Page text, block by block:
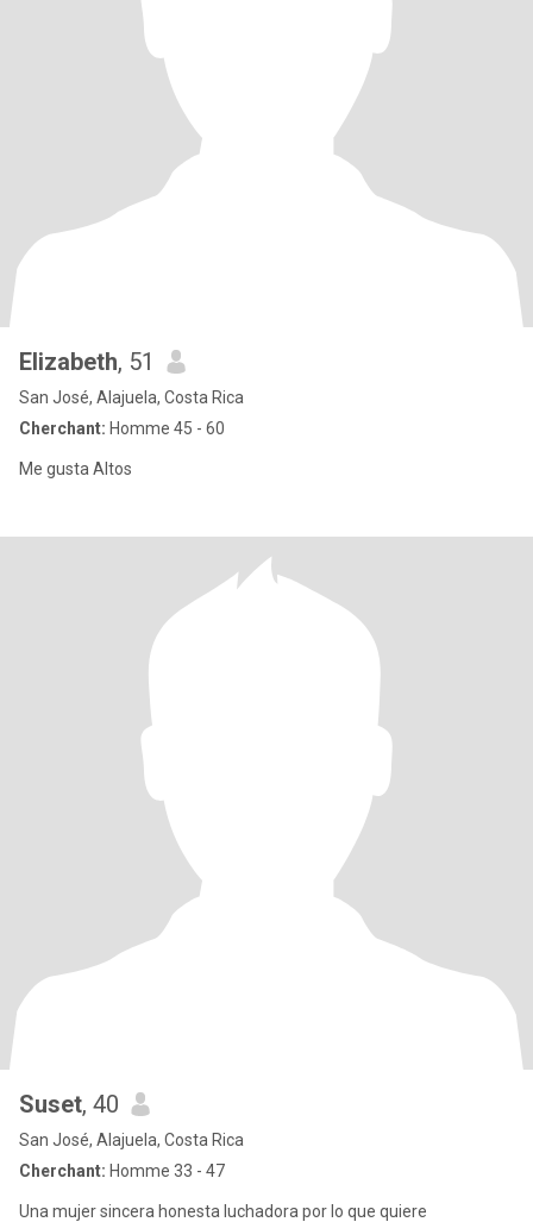
Elizabeth, 51
San José, Alajuela, Costa Rica
Cherchant: Homme 45 - 60
Me gusta Altos
Suset, 40
San José, Alajuela, Costa Rica
Cherchant: Homme 33 - 47
Una mujer sincera honesta luchadora por lo que quiere